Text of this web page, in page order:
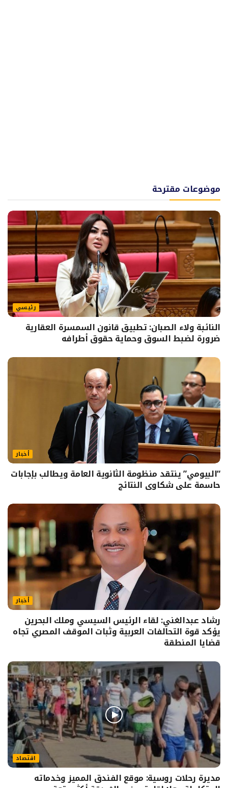
موضوعات مقترحة
رئيسي
النائبة ولاء الصبان: تطبيق قانون السمسرة العقارية
ضرورة لضبط السوق وحماية حقوق أطرافه
أخبار
“البيومي” ينتقد منظومة الثانوية العامة ويطالب بإجابات
حاسمة على شكاوى النتائج
أخبار
رشاد عبدالغني: لقاء الرئيس السيسي وملك البحرين
يؤكد قوة التحالفات العربية وثبات الموقف المصري تجاه
قضايا المنطقة
اقتصاد
مديرة رحلات روسية: موقع الفندق المميز وخدماته